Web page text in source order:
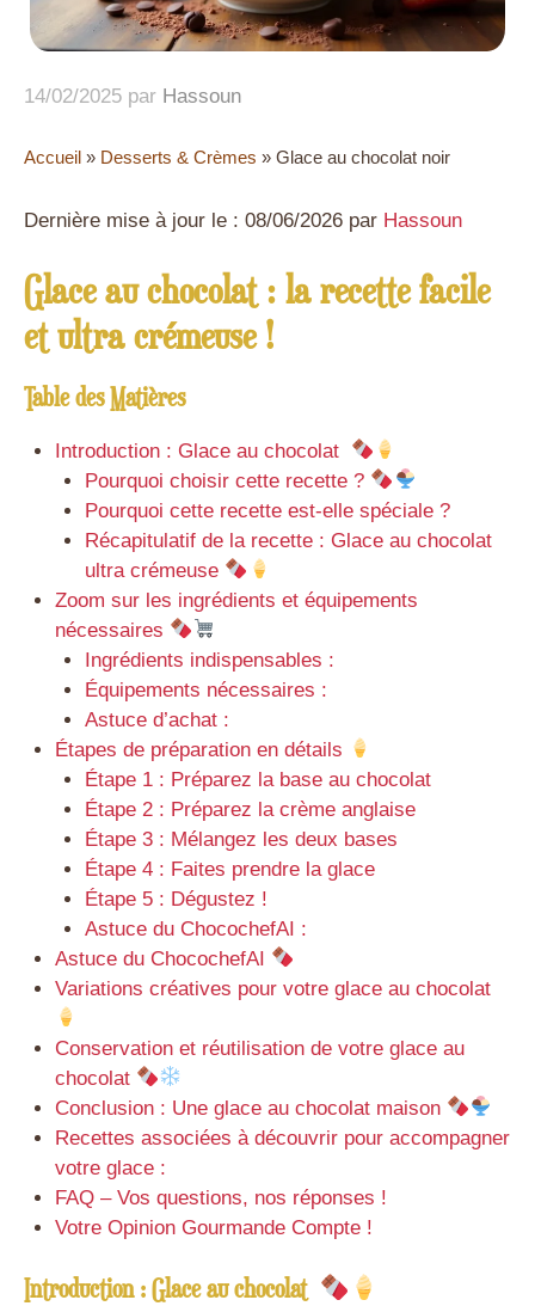
14/02/2025 par Hassoun
Accueil » Desserts & Crèmes » Glace au chocolat noir
Dernière mise à jour le : 08/06/2026 par Hassoun
Glace au chocolat : la recette facile
et ultra crémeuse !
Table des Matières
Introduction : Glace au chocolat
Pourquoi choisir cette recette ?
Pourquoi cette recette est-elle spéciale ?
Récapitulatif de la recette : Glace au chocolat
ultra crémeuse
Zoom sur les ingrédients et équipements
nécessaires
Ingrédients indispensables :
Équipements nécessaires :
Astuce d’achat :
Étapes de préparation en détails
Étape 1 : Préparez la base au chocolat
Étape 2 : Préparez la crème anglaise
Étape 3 : Mélangez les deux bases
Étape 4 : Faites prendre la glace
Étape 5 : Dégustez !
Astuce du ChocochefAI :
Astuce du ChocochefAI
Variations créatives pour votre glace au chocolat
Conservation et réutilisation de votre glace au
chocolat
Conclusion : Une glace au chocolat maison
Recettes associées à découvrir pour accompagner
votre glace :
FAQ – Vos questions, nos réponses !
Votre Opinion Gourmande Compte !
Introduction : Glace au chocolat